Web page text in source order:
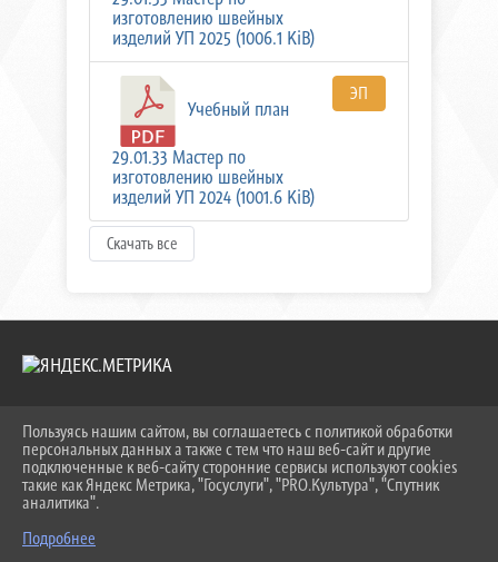
изготовлению швейных
изделий УП 2025 (1006.1 KiB)
Учебный план
29.01.33 Мастер по
изготовлению швейных
изделий УП 2024 (1001.6 KiB)
ЭП
Скачать все
2026 Г. KEIPBK.RU
ВХОД
КАРТА САЙТА
ПОЛИТИКА ОБРАБОТКИ ПЕРСОНАЛЬНЫХ ДАННЫХ
СДЕЛАНО НА KUBCMS
Пользуясь нашим сайтом, вы соглашаетесь с политикой обработки
персональных данных а также с тем что наш веб-сайт и другие
подключенные к веб-сайту сторонние сервисы используют cookies
такие как Яндекс Метрика, "Госуслуги", "PRO.Культура", "Спутник
аналитика".
Подробнее